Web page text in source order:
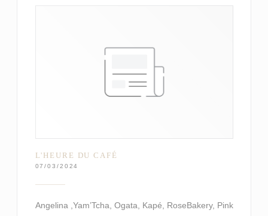
L'HEURE DU CAFÉ
07/03/2024
Angelina ,Yam’Tcha, Ogata, Kapé, RoseBakery, Pink